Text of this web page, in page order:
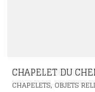
CHAPELET DU
CHAPELETS, OBJETS